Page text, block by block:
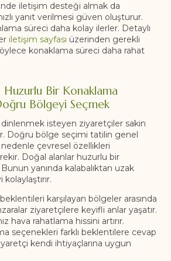
iletişim desteği almak da
yanıt verilmesi güven oluşturur.
süreci daha kolay ilerler. Detaylı
iletişim sayfası üzerinden gerekli
konaklama süreci daha rahat
Huzurlu Bir Konaklama
Bölgeyi Seçmek
dinlenmek isteyen ziyaretçiler sakin
Doğru bölge seçimi tatilin genel
çevresel özellikleri
Doğal alanlar huzurlu bir
yanında kalabalıktan uzak
karşılayan bölgeler arasında
ziyaretçilere keyifli anlar yaşatır.
hava rahatlama hissini artırır.
seçenekleri farklı beklentilere cevap
kendi ihtiyaçlarına uygun